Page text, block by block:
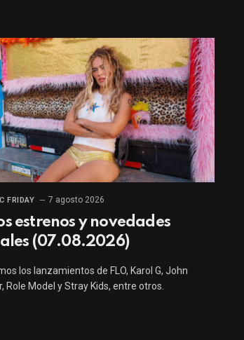
FRIDAY 7 agosto 2026
estrenos y novedades
(07.08.2026)
los lanzamientos de FLO, Karol G, John
Role Model y Stray Kids, entre otros.